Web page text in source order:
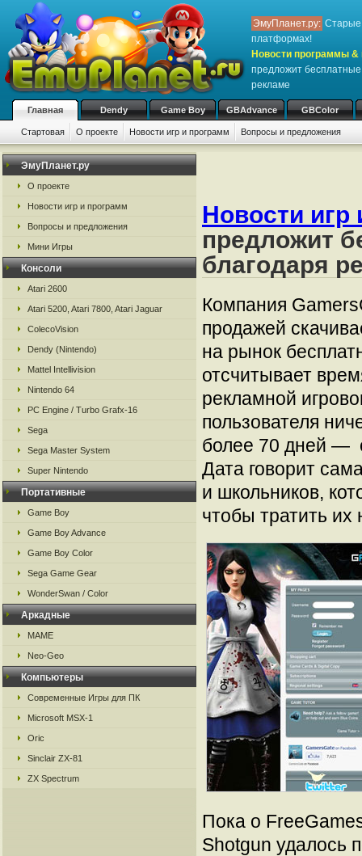
ЭмуПланет.ру: Старые
платформах!
Новости программы &
предложит
рекламе
Главная Dendy Game Boy GBAdvance GBColor
Стартовая О проекте Новости игр и программ Вопросы и предложения
ЭмуПланет.ру
О проекте
Новости игр и программ
Вопросы и предложения
Мини Игры
Консоли
Atari 2600
Atari 5200, Atari 7800, Atari Jaguar
ColecoVision
Dendy (Nintendo)
Mattel Intellivision
Nintendo 64
PC Engine / Turbo Grafx-16
Sega
Sega Master System
Super Nintendo
Портативные
Game Boy
Game Boy Advance
Game Boy Color
Sega Game Gear
WonderSwan / Color
Аркадные
MAME
Neo-Geo
Компьютеры
Современные Игры для ПК
Microsoft MSX-1
Oric
Sinclair ZX-81
ZX Spectrum
Новости игр
предложит
благодаря
Компания
продажей
на рынок
отсчитывает
рекламной
пользователя
более 70 дней —
Дата говорит
и школьников,
чтобы тратить их
Пока о
Shotgun удалось